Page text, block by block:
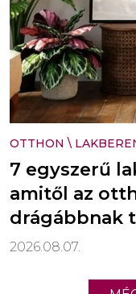
OTTHON \
7 egyszerű
amitől az
drágábbnak
2026.08.07.